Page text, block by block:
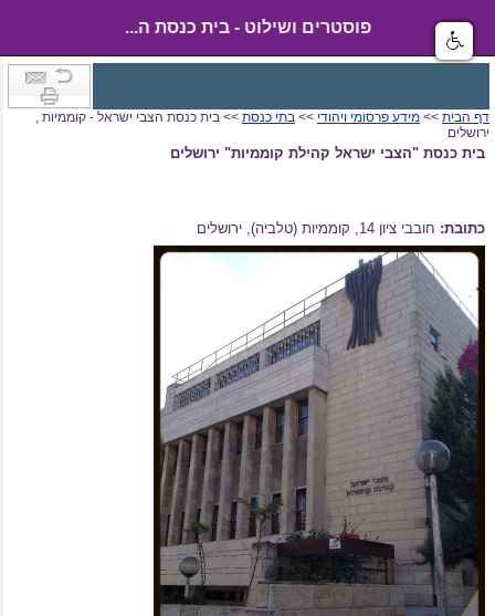
פוסטרים ושילוט - בית כנסת ה...
דף הבית >> מידע פרסומי ויהודי >> בתי כנסת >> בית כנסת הצבי ישראל - קוממיות ,
ירושלים
בית כנסת "הצבי ישראל קהילת קוממיות" ירושלים
כתובת: חובבי ציון 14, קוממיות (טלביה), ירושלים